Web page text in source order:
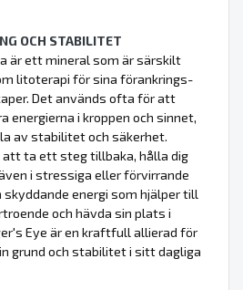
OCH STABILITET
är ett mineral som är särskilt
litoterapi för sina förankrings-
Det används ofta för att
energierna i kroppen och sinnet,
av stabilitet och säkerhet.
att ta ett steg tillbaka, hålla dig
i stressiga eller förvirrande
skyddande energi som hjälper till
och hävda sin plats i
Eye är en kraftfull allierad för
grund och stabilitet i sitt dagliga